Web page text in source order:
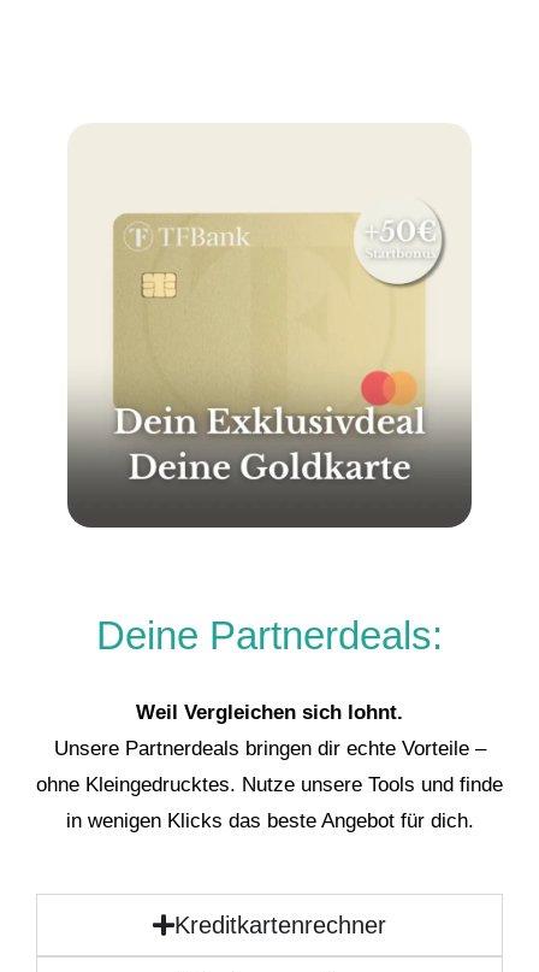
Deine Partnerdeals:
Weil Vergleichen sich lohnt.
Unsere Partnerdeals bringen dir echte Vorteile –
ohne Kleingedrucktes. Nutze unsere Tools und finde
in wenigen Klicks das beste Angebot für dich.
Kreditkartenrechner